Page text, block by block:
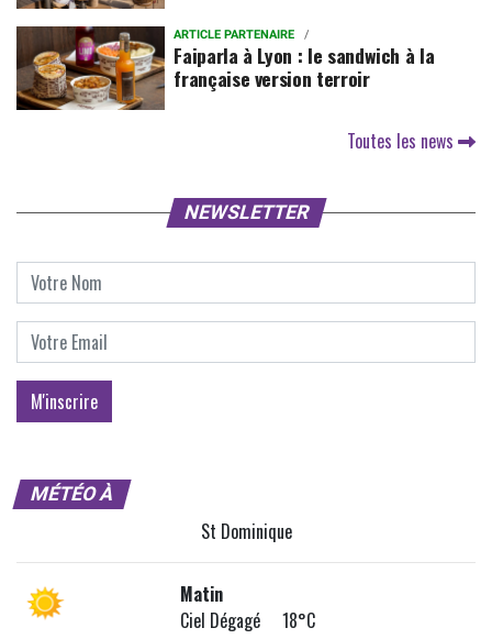
ARTICLE PARTENAIRE
Faiparla à Lyon : le sandwich à la
française version terroir
Toutes les news
NEWSLETTER
MÉTÉO À
St Dominique
Matin
Ciel Dégagé 18°C